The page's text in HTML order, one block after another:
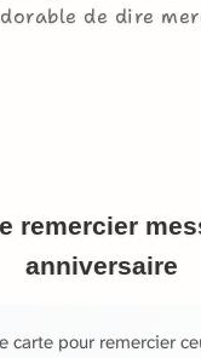
de dire
remercier
anniversaire
carte pour remercier